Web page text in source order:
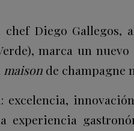
Diego Gallegos,
marca un
maison de champagne
experiencia